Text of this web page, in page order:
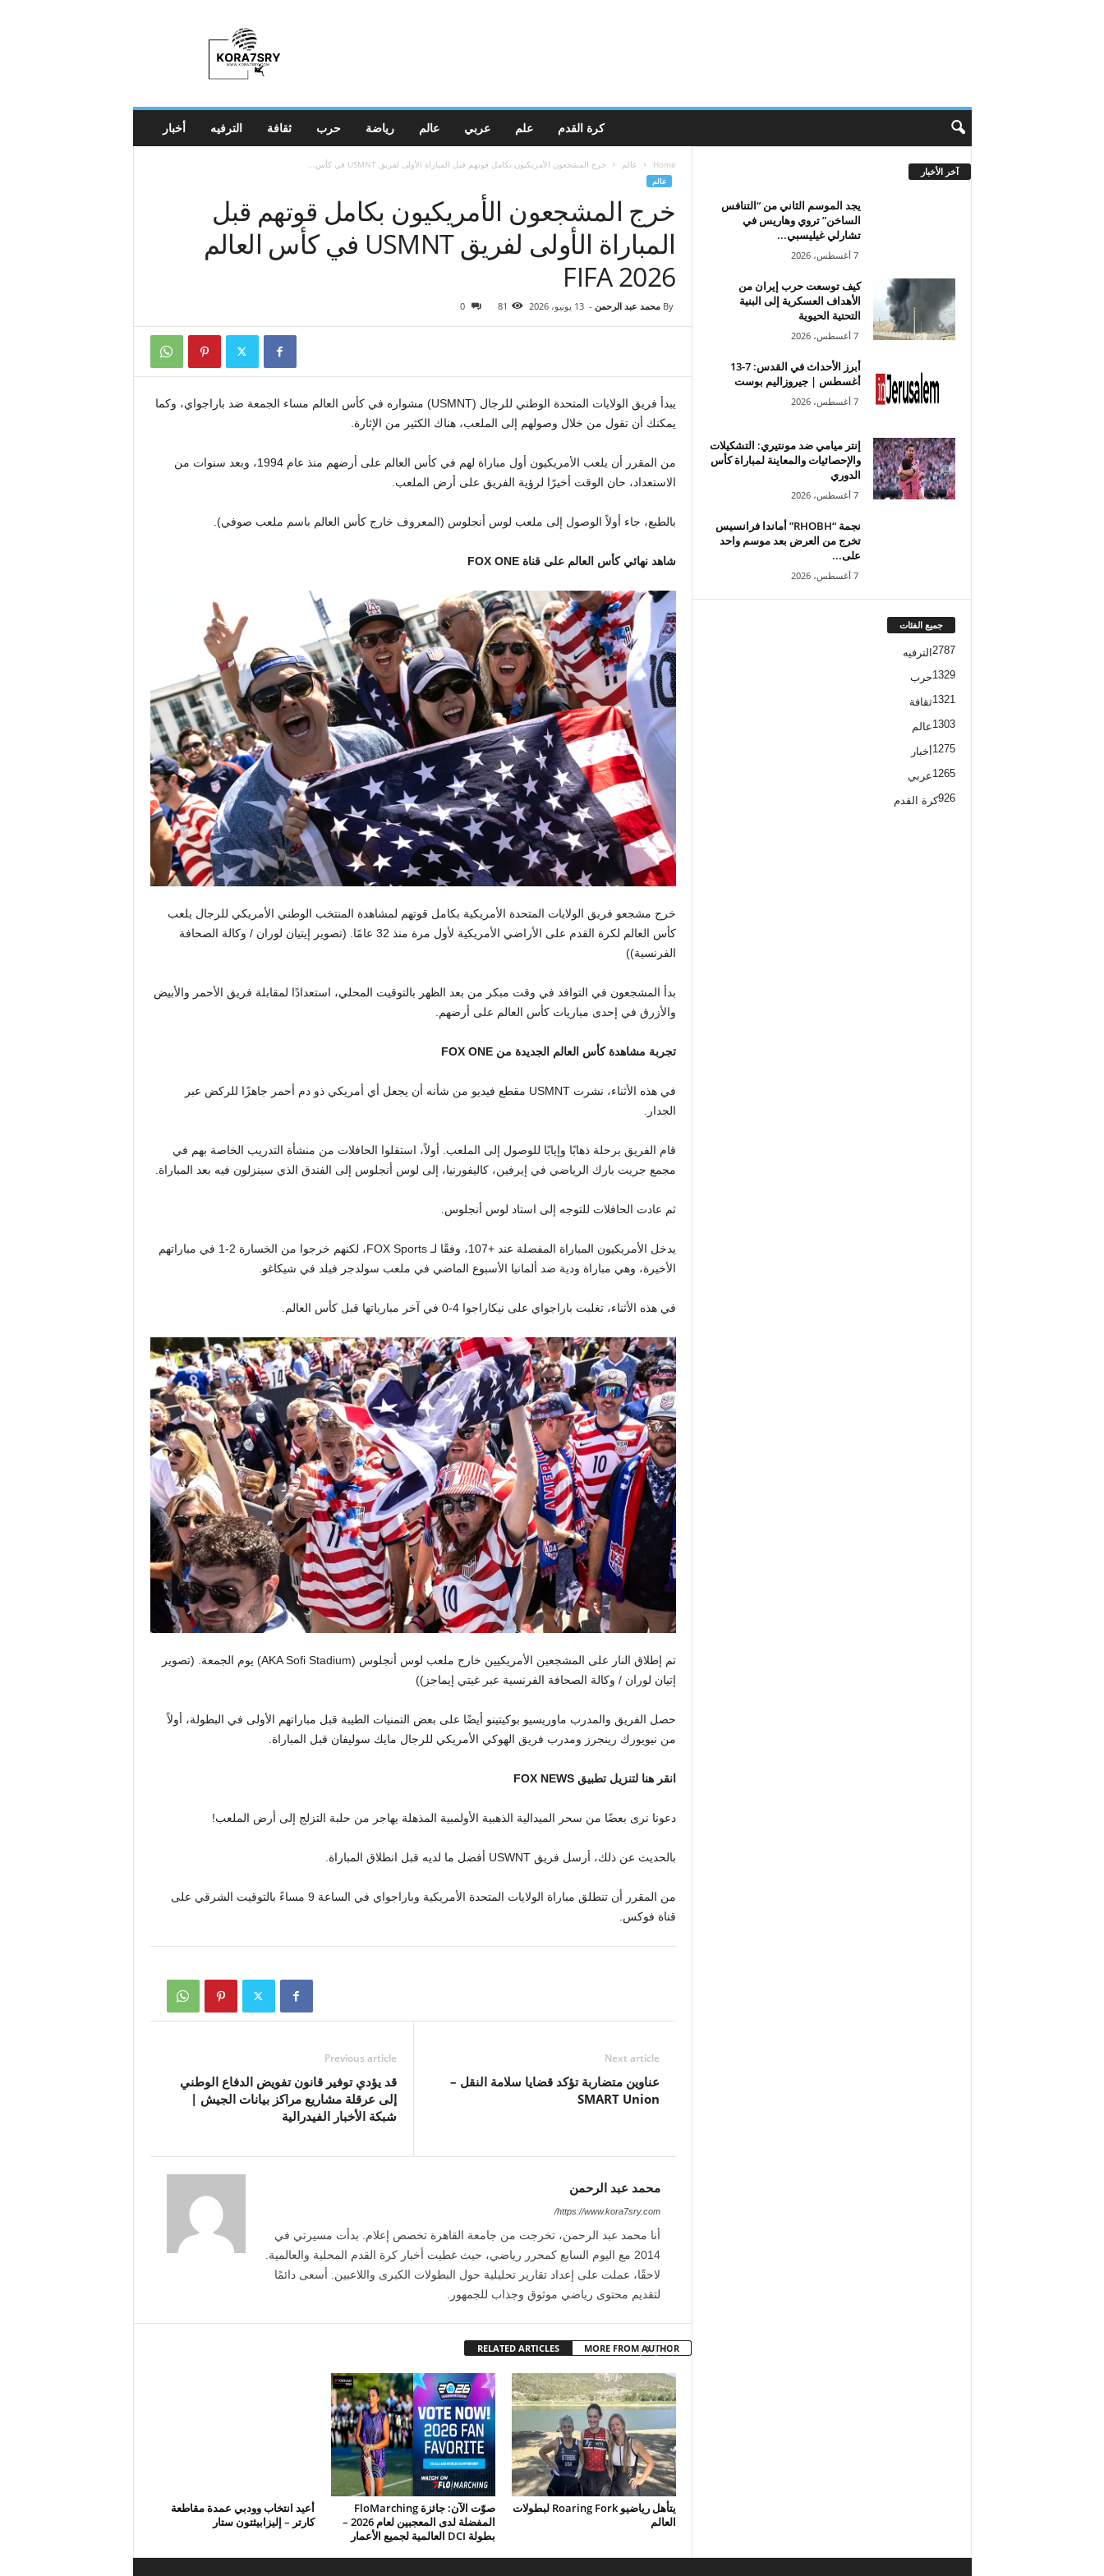
أخبار الترفيه ثقافة حرب رياضة عالم عربي علم كرة القدم
Home عالم خرج المشجعون الأمريكيون بكامل قوتهم قبل المباراة الأولى لفريق USMNT في كأس...
عالم
خرج المشجعون الأمريكيون بكامل قوتهم قبل
المباراة الأولى لفريق USMNT في كأس العالم
2026 FIFA
By محمد عبد الرحمن - 13 يونيو، 2026 81
0
يبدأ فريق الولايات المتحدة الوطني للرجال (USMNT) مشواره في كأس العالم مساء الجمعة ضد باراجواي، وكما
يمكنك أن تقول من خلال وصولهم إلى الملعب، هناك الكثير من الإثارة.
من المقرر أن يلعب الأمريكيون أول مباراة لهم في كأس العالم على أرضهم منذ عام 1994، وبعد سنوات من
الاستعداد، حان الوقت أخيرًا لرؤية الفريق على أرض الملعب.
بالطبع، جاء أولاً الوصول إلى ملعب لوس أنجلوس (المعروف خارج كأس العالم باسم ملعب صوفي).
شاهد نهائي كأس العالم على قناة FOX ONE
خرج مشجعو فريق الولايات المتحدة الأمريكية بكامل قوتهم لمشاهدة المنتخب الوطني الأمريكي للرجال يلعب
كأس العالم لكرة القدم على الأراضي الأمريكية لأول مرة منذ 32 عامًا.
(تصوير إيتيان لوران / وكالة الصحافة
الفرنسية))
بدأ المشجعون في التوافد في وقت مبكر من بعد الظهر بالتوقيت المحلي، استعدادًا لمقابلة فريق الأحمر والأبيض
والأزرق في إحدى مباريات كأس العالم على أرضهم.
تجربة مشاهدة كأس العالم الجديدة من FOX ONE
في هذه الأثناء، نشرت USMNT مقطع فيديو من شأنه أن يجعل أي أمريكي ذو دم أحمر جاهزًا للركض عبر
الجدار.
قام الفريق برحلة ذهابًا وإيابًا للوصول إلى الملعب. أولاً، استقلوا الحافلات من منشأة التدريب الخاصة بهم في
مجمع جريت بارك الرياضي في إيرفين، كاليفورنيا، إلى لوس أنجلوس إلى الفندق الذي سينزلون فيه بعد المباراة.
ثم عادت الحافلات للتوجه إلى استاد لوس أنجلوس.
يدخل الأمريكيون المباراة المفضلة عند +107، وفقًا لـ FOX Sports، لكنهم خرجوا من الخسارة 2-1 في مباراتهم
الأخيرة، وهي مباراة ودية ضد ألمانيا الأسبوع الماضي في ملعب سولدجر فيلد في شيكاغو.
في هذه الأثناء، تغلبت باراجواي على نيكاراجوا 4-0 في آخر مبارياتها قبل كأس العالم.
تم إطلاق النار على المشجعين الأمريكيين خارج ملعب لوس أنجلوس (AKA Sofi Stadium) يوم الجمعة.
(تصوير
إتيان لوران / وكالة الصحافة الفرنسية عبر غيتي إيماجز))
حصل الفريق والمدرب ماوريسيو بوكيتينو أيضًا على بعض التمنيات الطيبة قبل مباراتهم الأولى في البطولة، أولاً
من نيويورك رينجرز ومدرب فريق الهوكي الأمريكي للرجال مايك سوليفان قبل المباراة.
انقر هنا لتنزيل تطبيق FOX NEWS
دعونا نرى بعضًا من سحر الميدالية الذهبية الأولمبية المذهلة يهاجر من حلبة التزلج إلى أرض الملعب!
بالحديث عن ذلك، أرسل فريق USWNT أفضل ما لديه قبل انطلاق المباراة.
من المقرر أن تنطلق مباراة الولايات المتحدة الأمريكية وباراجواي في الساعة 9 مساءً بالتوقيت الشرقي على
قناة فوكس.
Previous article
قد يؤدي توفير قانون تفويض الدفاع الوطني
إلى عرقلة مشاريع مراكز بيانات الجيش |
شبكة الأخبار الفيدرالية
Next article
عناوين متضاربة تؤكد قضايا سلامة النقل –
SMART Union
محمد عبد الرحمن
https://www.kora7sry.com/
أنا محمد عبد الرحمن، تخرجت من جامعة القاهرة تخصص إعلام. بدأت مسيرتي في
2014 مع اليوم السابع كمحرر رياضي، حيث غطيت أخبار كرة القدم المحلية والعالمية.
لاحقًا، عملت على إعداد تقارير تحليلية حول البطولات الكبرى واللاعبين. أسعى دائمًا
لتقديم محتوى رياضي موثوق وجذاب للجمهور.
RELATED ARTICLES MORE FROM AUTHOR
أعيد انتخاب وودبي عمدة مقاطعة
كارتر – إليزابيثتون ستار
صوّت الآن: جائزة FloMarching
المفضلة لدى المعجبين لعام 2026 –
بطولة DCI العالمية لجميع الأعمار
يتأهل رياضيو Roaring Fork لبطولات
العالم
آخر الأخبار
يجد الموسم الثاني من “التنافس
الساخن” تروي وهاريس في
تشارلي غيليسبي...
7 أغسطس، 2026
كيف توسعت حرب إيران من
الأهداف العسكرية إلى البنية
التحتية الحيوية
7 أغسطس، 2026
أبرز الأحداث في القدس: 7-13
أغسطس | جيروزاليم بوست
7 أغسطس، 2026
إنتر ميامي ضد مونتيري: التشكيلات
والإحصائيات والمعاينة لمباراة كأس
الدوري
7 أغسطس، 2026
نجمة “RHOBH” أماندا فرانسيس
تخرج من العرض بعد موسم واحد
على...
7 أغسطس، 2026
جميع الفئات
الترفيه 2787
حرب1329
ثقافة1321
عالم1303
أخبار 1275
عربي1265
كرة القدم926